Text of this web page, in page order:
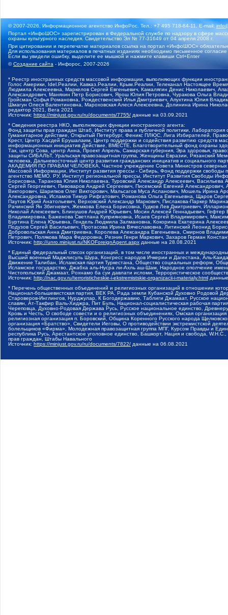
© 2007-2026, Информационное агентство ИнфоРос. Тел.: +7 495 718-84-11, E-mail:
Портал «ИнфоШОС» зарегистрирован в Федеральной службе по надзору в сфере
охраны культурного наследия. Свидетельство Эл № 77-31649 от 04 апреля 2008 г.
При цитировании и перепечатке материалов ссылка на портал «ИнфоШОС»
Для использования материалов в печатных изданиях необходимо письменное
Если вы увидели ошибку, выделите ее мышкой и нажмите клавиши Ctrl+Enter
©Создание сайта - Инфорос, 2007-2026
* Реестр иностранных средств массовой информации, выполняющих функции
Голос Америки, Idel.Реалии, Кавказ.Реалии, Крым.Реалии, Телеканал Настоящее
Людмила Алексеевна, Маркелов Сергей Евгеньевич, Камалягин Денис Николаевич,
Александрович, Маняхин Петр Борисович, Ярош Юлия Петровна, Чуракова Ольга
Гройсман Софья Романовна, Рождественский Илья Дмитриевич, Апухтина Юлия
Шмагун Олеся Валентиновна, Мароховская Алеся Алексеевна, Долинина Ирина
редактор 2021, Вега 2021
Источник: https://minjust.gov.ru/ru/documents/7755/ данные на 03.09.2021
* Сведения реестра НКО, выполняющих функции иностранного агента:
Фонд защиты прав граждан Штаб, Институт права и публичной политики,
Гуманитарное действие, Открытый Петербург, Феникс ПЛЮС, Лига Избирателей,
Крест, Центр Хасдей Ерушалаим, Центр поддержки и содействия развитию средств
информационных инициатив Действие, ВМЕСТЕ, Благотворительный фонд охраны
Так, центр Сова, центр Анна, Проект Апрель, Самарская губерния, Эра здоровья,
защиты СИБАЛЬТ, Уральская правозащитная группа, Женщины Евразии, Рязанский
человека, Дальневосточный центр развития гражданских инициатив и социального
АКАДЕМИЯ ПО ПРАВАМ ЧЕЛОВЕКА, Частное учреждение Совета Министров северных
Массовой Информации, Институт развития прессы - Сибирь, Фонд поддержки
агентство МЕМО. РУ, Институт региональной прессы, Институт Развития Свободы
Борисовна, Таранова Юлия Николаевна, Туровский Александр Алексеевич,
Сергей Георгиевич, Пивоваров Андрей Сергеевич, Писемский Евгений
Викторович, Шарипков Олег Викторович, Мальсагов Муса Асланович, Мошель Ирина
Александровна, Исламов Тимур Рифгатович, Романова Ольга Евгеньевна, Щаров
Паутов Юрий Анатольевич, Верховский Александр Маркович, Пислакова-Паркер
Рачинский Ян Збигневич, Жемкова Елена Борисовна, Гудков Лев Дмитриевич,
Николай Алексеевич, Блинушов Андрей Юрьевич, Мосин Алексей Геннадьевич,
Владимировна, Баженова Светлана Куприяновна, Исаев Сергей Владимирович,
Буртина Елена Юрьевна, Гендель Людмила Залмановна, Кокорина Екатерина
Подузов Сергей Васильевич, Протасова Ирина Вячеславовна, Литинский Леонид
Добровольская Анна Дмитриевна, Королева Александра Евгеньевна, Смирнов
Петрович, Полякова Мара Федоровна, Резник Генри Маркович, Захаров Герман
Источник: http://unro.minjust.ru/NKOForeignAgent.aspx данные на 28.08.2021
* Единый федеральный список организаций, в том числе иностранных и
Высший военный Маджлисуль Шура, Конгресс народов Ичкерии и Дагестана, Аль-
Движение Талибан, Исламская партия Туркестана, Общество социальных реформ,
Исламское государство, Джабха аль-Нусра ли-Ахль аш-Шам, Народное ополчение
Чистопольский Джамаат, Рохнамо ба суи давлати исломи, Террористическое
Источник: http://nac.gov.ru/terroristicheskie-i-ekstremistskie-organizacii-i-materialy.html
* Перечень общественных объединений и религиозных организаций в отношении
Национал-большевистская партия, ВЕК РА, Рада земли Кубанской Духовно Родовой
Староверов-Инглингов, Нурджулар, К Богодержавию, Таблиги Джамаат, Русское
славян, Ат-Такфир Валь-Хиджра, Пит Буль, Национал-социалистическая рабочая
Череповца, Духовно-Родовая Держава Русь, Русское национальное единство,
Кровь и Честь, О свободе совести и о религиозных объединениях, Омская
религиозная организация п. Боровский, Община Коренного Русского народа
организация «Братство», Свидетели Иеговы, О противодействии экстремистской
болельщиков «Фирма», Молодежная правозащитная группа МПГ, Курсом Правды и
республика Русь, Арестантское уголовное единство, Башкорт, Нация и свобода,
прав граждан, Штабы Навального
Источник: https://minjust.gov.ru/ru/documents/7822/ данные на 06.08.2021